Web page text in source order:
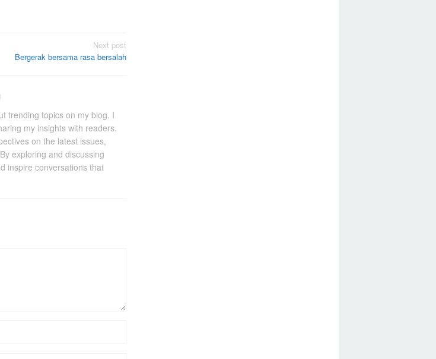
Next post
Bergerak bersama rasa bersalah
trending topics on my blog. I
my insights with readers.
on the latest issues,
exploring and discussing
inspire conversations that